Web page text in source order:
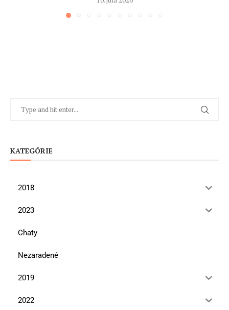
KATEGÓRIE
2018
2023
Chaty
Nezaradené
2019
2022